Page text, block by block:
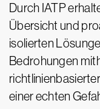
Durch IATP
Übersicht und
isolierten
Bedrohungen
einer echten